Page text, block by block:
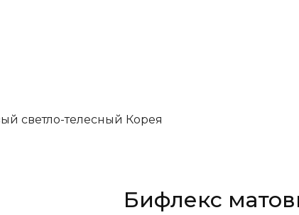
светло-телесный Корея
Бифлекс